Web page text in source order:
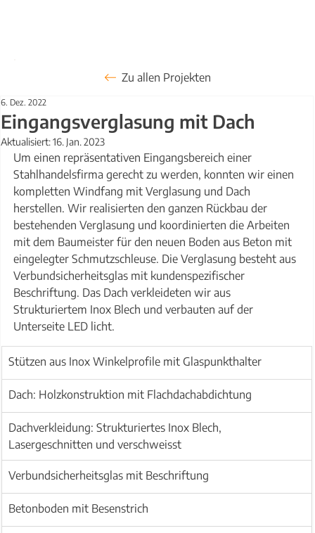
Eingangsverglasung mit Dach
6. Dez. 2022
Aktualisiert:16. Jan. 2023
Um einen repräsentativen Eingangsbereich einer
Stahlhandelsfirma gerecht zu werden, konnten wir einen
kompletten Windfang mit Verglasung und Dach
herstellen. Wir realisierten den ganzen Rückbau der
bestehenden Verglasung und koordinierten die Arbeiten
mit dem Baumeister für den neuen Boden aus Beton mit
eingelegter Schmutzschleuse. Die Verglasung besteht aus
Verbundsicherheitsglas mit kundenspezifischer
Beschriftung. Das Dach verkleideten wir aus
Strukturiertem Inox Blech und verbauten auf der
Unterseite LED licht.
Stützen aus Inox Winkelprofile mit Glaspunkthalter
Dach: Holzkonstruktion mit Flachdachabdichtung
Dachverkleidung: Strukturiertes Inox Blech,
Lasergeschnitten und verschweisst
Verbundsicherheitsglas mit Beschriftung
Betonboden mit Besenstrich
Zu allen Projekten